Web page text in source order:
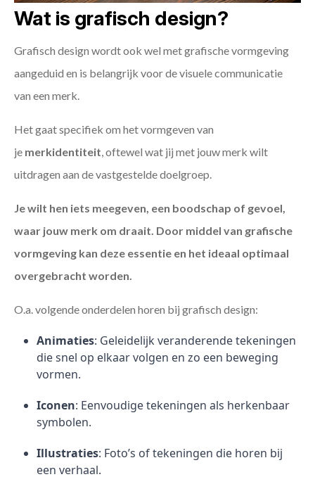
Wat is grafisch design?
Grafisch design wordt ook wel met grafische vormgeving
aangeduid en is belangrijk voor de visuele communicatie
van een merk.
Het gaat specifiek om het vormgeven van
je merkidentiteit , oftewel wat jij met jouw merk wilt
uitdragen aan de vastgestelde doelgroep.
Je wilt hen iets meegeven, een boodschap of gevoel,
waar jouw merk om draait. Door middel van grafische
vormgeving kan deze essentie en het ideaal optimaal
overgebracht worden.
O.a. volgende onderdelen horen bij grafisch design:
Animaties: Geleidelijk veranderende tekeningen
die snel op elkaar volgen en zo een beweging
vormen.
Iconen: Eenvoudige tekeningen als herkenbaar
symbolen.
Illustraties: Foto’s of tekeningen die horen bij
een verhaal.